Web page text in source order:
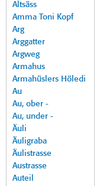
Altsäss
Amma Toni Kopf
Arg
Arggatter
Argweg
Armahus
Armahüslers Höledi
Au
Au, ober -
Au, under -
Äuli
Äuligraba
Äulistrasse
Austrasse
Auteil